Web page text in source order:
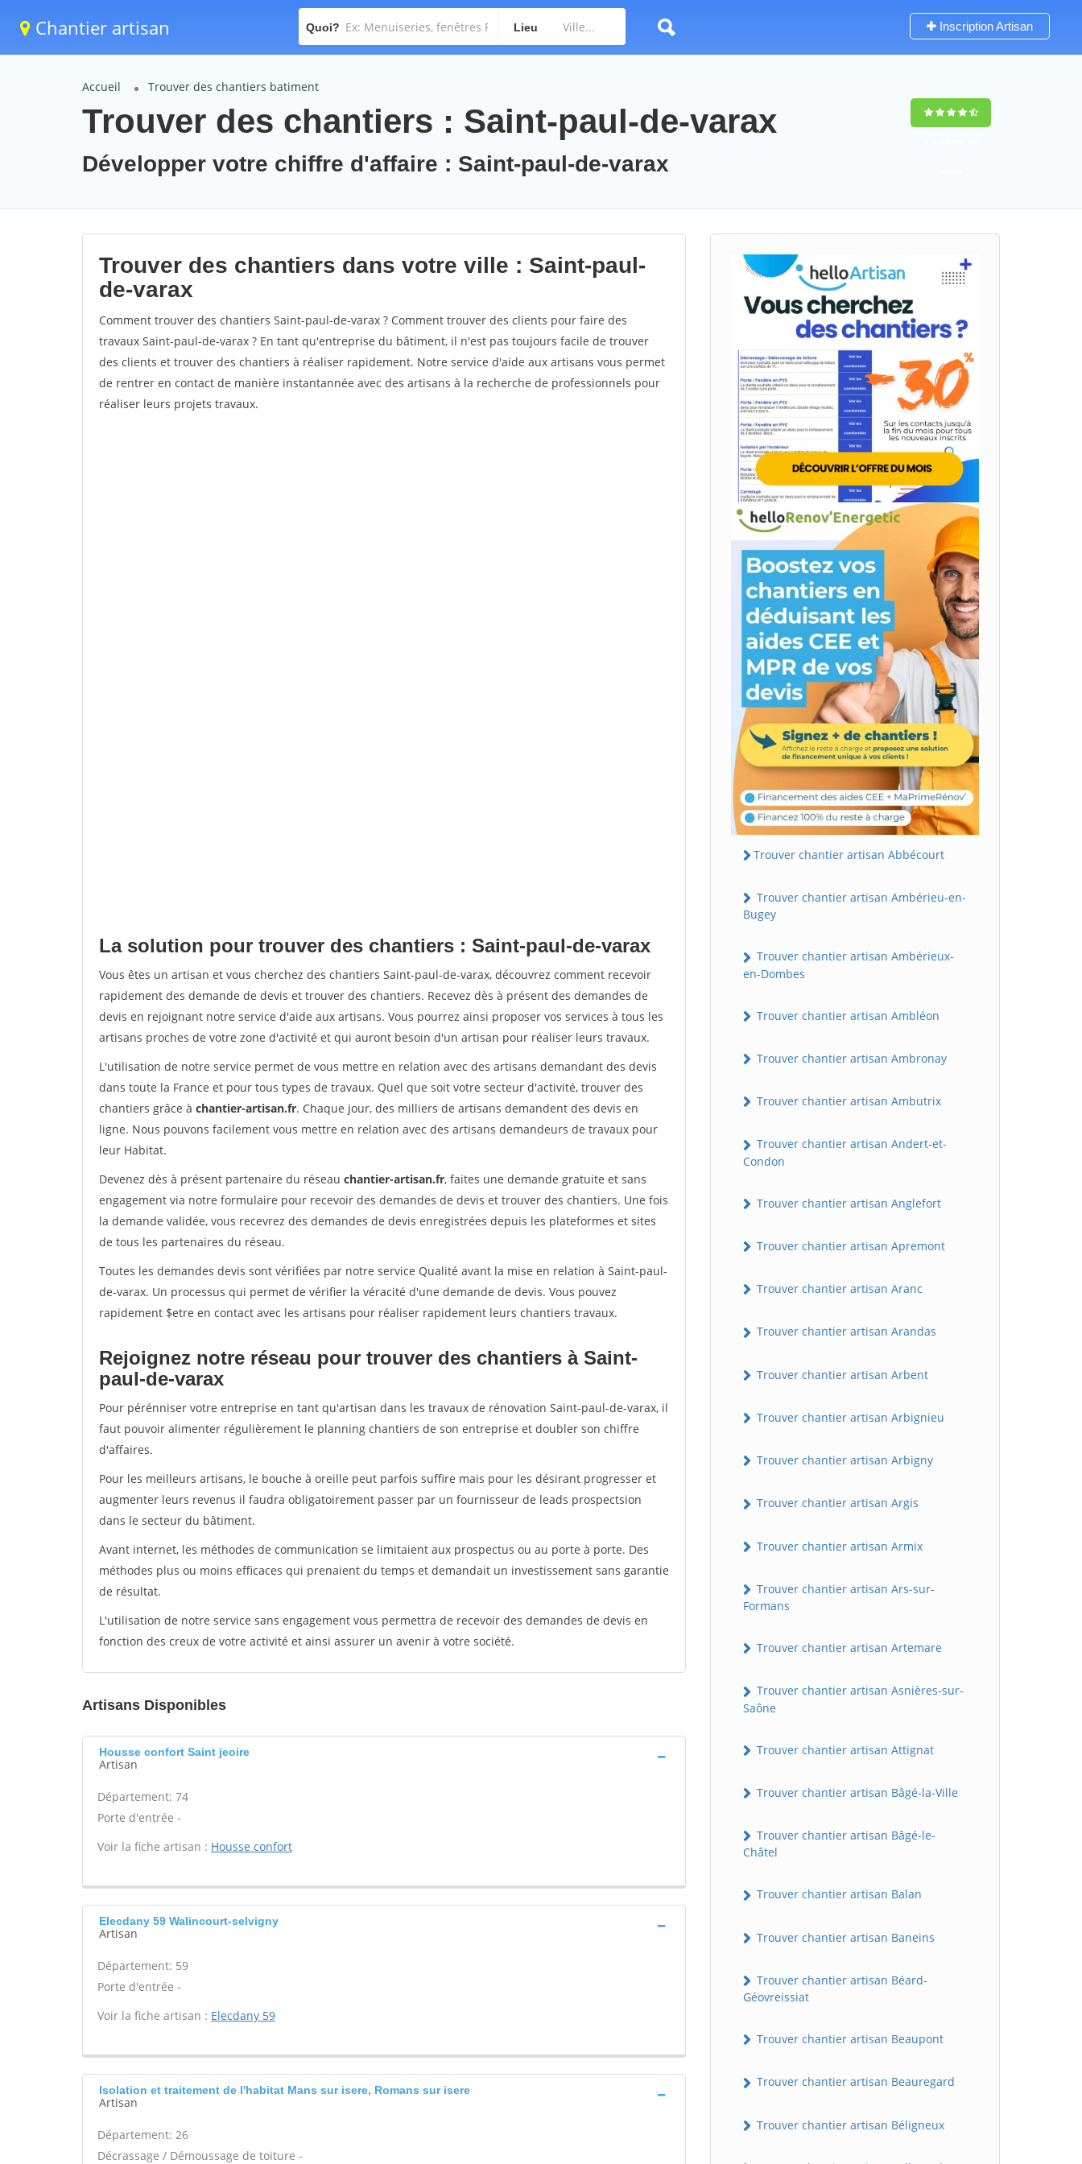
Chantier artisan Quoi? Lieu Inscription Artisan
Accueil Trouver des chantiers batiment
Trouver des chantiers : Saint-paul-de-varax
Développer votre chiffre d'affaire : Saint-paul-de-varax
Trouver des chantiers dans votre ville : Saint-paul-
de-varax
Comment trouver des chantiers Saint-paul-de-varax ? Comment trouver des clients pour faire des
travaux Saint-paul-de-varax ? En tant qu'entreprise du bâtiment, il n'est pas toujours facile de trouver
des clients et trouver des chantiers à réaliser rapidement. Notre service d'aide aux artisans vous permet
de rentrer en contact de manière instantannée avec des artisans à la recherche de professionnels pour
réaliser leurs projets travaux.
La solution pour trouver des chantiers : Saint-paul-de-varax
Vous êtes un artisan et vous cherchez des chantiers Saint-paul-de-varax, découvrez comment recevoir
rapidement des demande de devis et trouver des chantiers. Recevez dès à présent des demandes de
devis en rejoignant notre service d'aide aux artisans. Vous pourrez ainsi proposer vos services à tous les
artisans proches de votre zone d'activité et qui auront besoin d'un artisan pour réaliser leurs travaux.
L'utilisation de notre service permet de vous mettre en relation avec des artisans demandant des devis
dans toute la France et pour tous types de travaux. Quel que soit votre secteur d'activité, trouver des
chantiers grâce à chantier-artisan.fr. Chaque jour, des milliers de artisans demandent des devis en
ligne. Nous pouvons facilement vous mettre en relation avec des artisans demandeurs de travaux pour
leur Habitat.
Devenez dès à présent partenaire du réseau chantier-artisan.fr, faites une demande gratuite et sans
engagement via notre formulaire pour recevoir des demandes de devis et trouver des chantiers. Une fois
la demande validée, vous recevrez des demandes de devis enregistrées depuis les plateformes et sites
de tous les partenaires du réseau.
Toutes les demandes devis sont vérifiées par notre service Qualité avant la mise en relation à Saint-paul-
de-varax. Un processus qui permet de vérifier la véracité d'une demande de devis. Vous pouvez
rapidement $etre en contact avec les artisans pour réaliser rapidement leurs chantiers travaux.
Rejoignez notre réseau pour trouver des chantiers à Saint-
paul-de-varax
Pour pérénniser votre entreprise en tant qu'artisan dans les travaux de rénovation Saint-paul-de-varax, il
faut pouvoir alimenter régulièrement le planning chantiers de son entreprise et doubler son chiffre
d'affaires.
Pour les meilleurs artisans, le bouche à oreille peut parfois suffire mais pour les désirant progresser et
augmenter leurs revenus il faudra obligatoirement passer par un fournisseur de leads prospectsion
dans le secteur du bâtiment.
Avant internet, les méthodes de communication se limitaient aux prospectus ou au porte à porte. Des
méthodes plus ou moins efficaces qui prenaient du temps et demandait un investissement sans garantie
de résultat.
L'utilisation de notre service sans engagement vous permettra de recevoir des demandes de devis en
fonction des creux de votre activité et ainsi assurer un avenir à votre société.
Artisans Disponibles
Housse confort Saint jeoire
Artisan
Département: 74
Porte d'entrée -
Voir la fiche artisan : Housse confort
Elecdany 59 Walincourt-selvigny
Artisan
Département: 59
Porte d'entrée -
Voir la fiche artisan : Elecdany 59
Isolation et traitement de l'habitat Mans sur isere, Romans sur isere
Artisan
Département: 26
Décrassage / Démoussage de toiture -
Trouver chantier artisan Abbécourt
Trouver chantier artisan Ambérieu-en-
Bugey
Trouver chantier artisan Ambérieux-
en-Dombes
Trouver chantier artisan Ambléon
Trouver chantier artisan Ambronay
Trouver chantier artisan Ambutrix
Trouver chantier artisan Andert-et-
Condon
Trouver chantier artisan Anglefort
Trouver chantier artisan Apremont
Trouver chantier artisan Aranc
Trouver chantier artisan Arandas
Trouver chantier artisan Arbent
Trouver chantier artisan Arbignieu
Trouver chantier artisan Arbigny
Trouver chantier artisan Argis
Trouver chantier artisan Armix
Trouver chantier artisan Ars-sur-
Formans
Trouver chantier artisan Artemare
Trouver chantier artisan Asnières-sur-
Saône
Trouver chantier artisan Attignat
Trouver chantier artisan Bâgé-la-Ville
Trouver chantier artisan Bâgé-le-
Châtel
Trouver chantier artisan Balan
Trouver chantier artisan Baneins
Trouver chantier artisan Béard-
Géovreissiat
Trouver chantier artisan Beaupont
Trouver chantier artisan Beauregard
Trouver chantier artisan Béligneux